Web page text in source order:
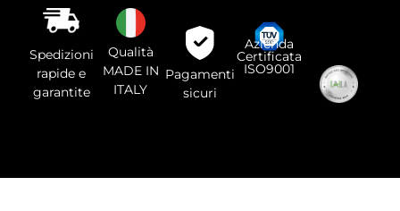
vuoto
questo
campo.
Spedizioni
rapide e
garantite
Qualità
MADE IN
ITALY
Pagamenti
sicuri
Azienda
Certificata
ISO9001